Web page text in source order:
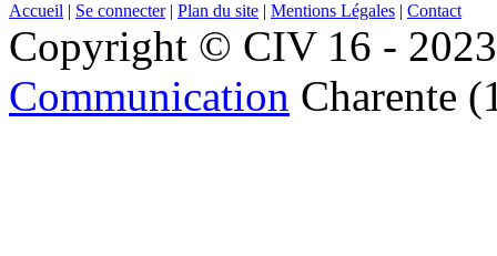
Accueil | Se connecter| Plan du site | Mentions Légales | Contact
Copyright © CIV 16 -
Communication Charente